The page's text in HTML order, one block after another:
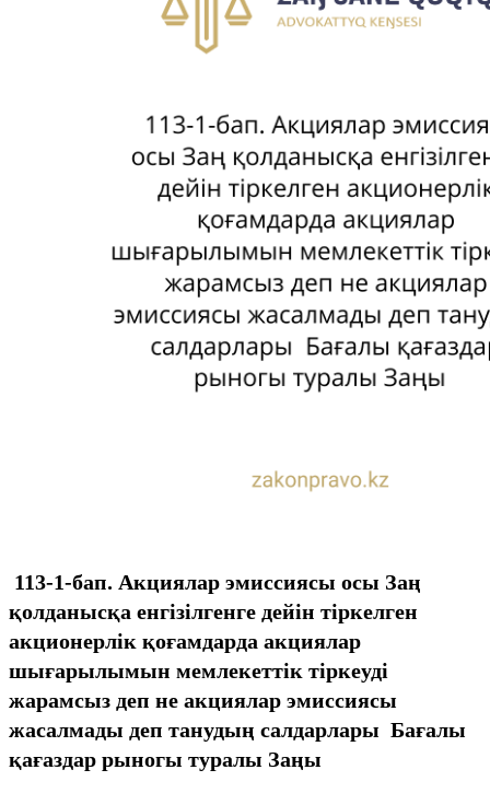
113-1-бап. Акциялар эмиссиясы осы Заң
қолданысқа енгiзiлгенге дейiн тiркелген
акционерлiк қоғамдарда акциялар
шығарылымын мемлекеттiк тiркеудi
жарамсыз деп не акциялар эмиссиясы
жасалмады деп танудың салдарлары Бағалы
қағаздар рыногы туралы Заңы